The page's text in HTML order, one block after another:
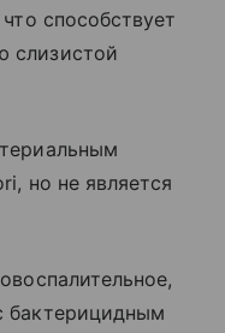
способствует
слизистой
но не является
бактерицидным